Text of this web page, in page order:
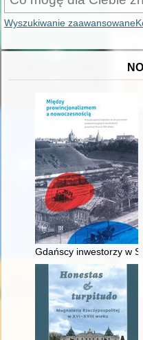
Wyszukiwanie zaawansowane
Gdańscy inwestorzy w